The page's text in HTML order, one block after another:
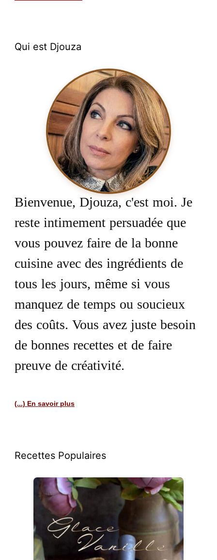
Qui est Djouza
Bienvenue, Djouza, c'est moi. Je
reste intimement persuadée que
vous pouvez faire de la bonne
cuisine avec des ingrédients de
tous les jours, même si vous
manquez de temps ou soucieux
des coûts. Vous avez juste besoin
de bonnes recettes et de faire
preuve de créativité.
(...) En savoir plus
Recettes Populaires